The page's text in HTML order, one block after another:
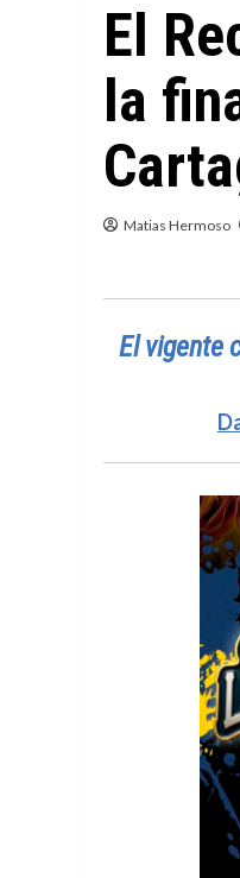
El
la
Matias Hermoso
El vigente